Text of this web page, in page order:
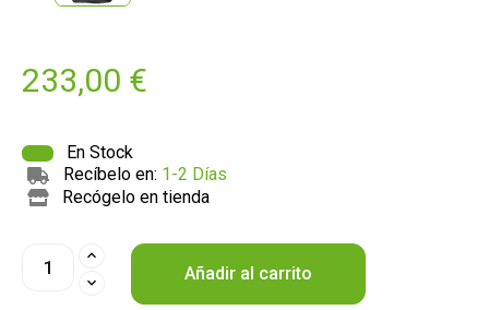
233,00 €
En Stock
Recíbelo en: 1-2 Días
Recógelo en tienda
Añadir al carrito